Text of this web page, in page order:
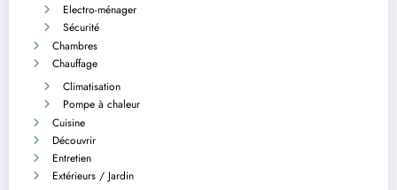
Electro-ménager
Sécurité
Chambres
Chauffage
Climatisation
Pompe à chaleur
Cuisine
Découvrir
Entretien
Extérieurs / Jardin